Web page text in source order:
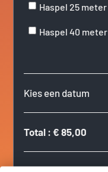
Haspel 25 meter
Haspel 40 meter
Kies een datum
Total: € 85,00